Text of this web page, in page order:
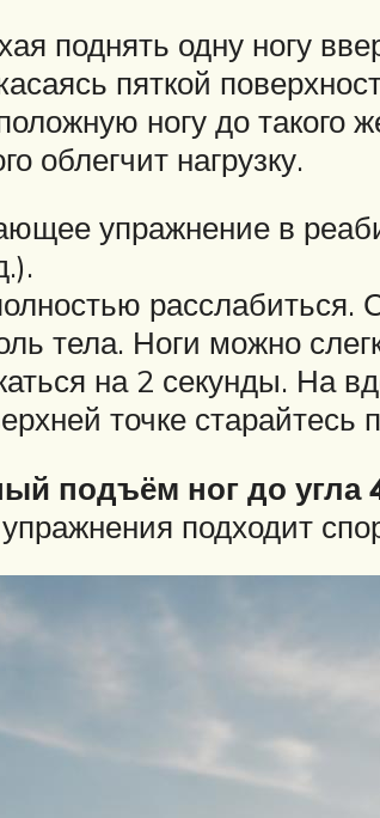
поднять одну ногу
пяткой
ногу до такого
облегчит нагрузку.
упражнение в
тела. Ноги можно
на 2 секунды. На
точке старайтесь
подъём ног до угла
подходит